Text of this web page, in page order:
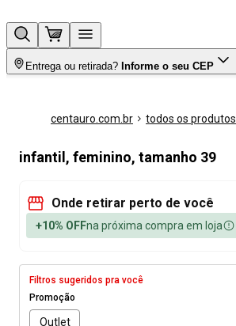
Entrega ou retirada? Informe o seu CEP
centauro.com.br todos os produtos
infantil, feminino, tamanho 39
Onde retirar perto de você
+10% OFFna próxima compra em loja
Filtros sugeridos pra você
Promoção
Outlet